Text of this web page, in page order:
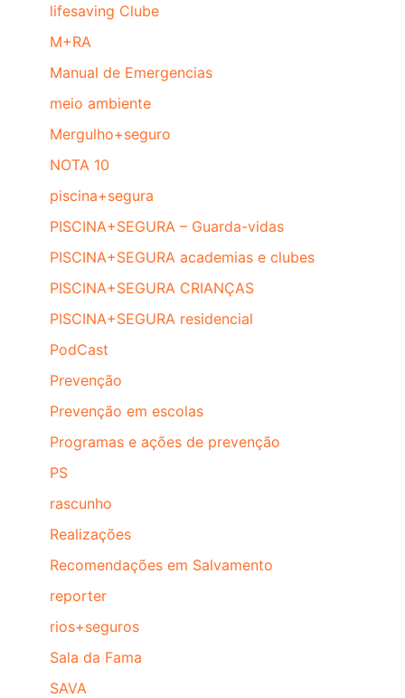
lifesaving Clube
M+RA
Manual de Emergencias
meio ambiente
Mergulho+seguro
NOTA 10
piscina+segura
PISCINA+SEGURA – Guarda-vidas
PISCINA+SEGURA academias e clubes
PISCINA+SEGURA CRIANÇAS
PISCINA+SEGURA residencial
PodCast
Prevenção
Prevenção em escolas
Programas e ações de prevenção
PS
rascunho
Realizações
Recomendações em Salvamento
reporter
rios+seguros
Sala da Fama
SAVA